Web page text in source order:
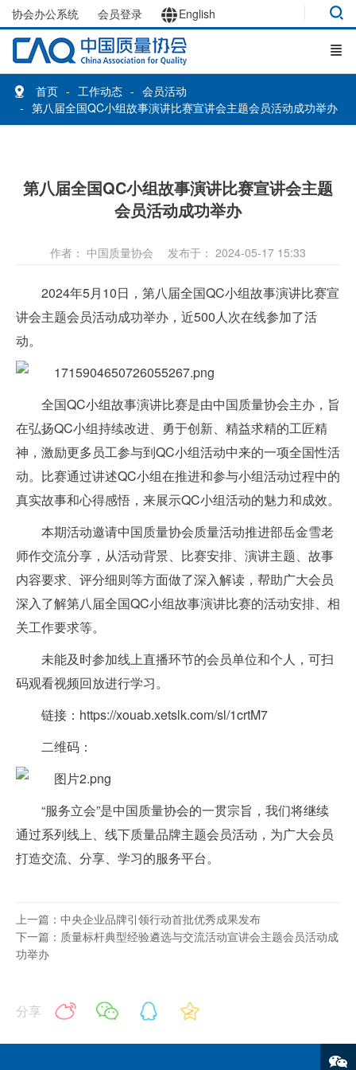
协会办公系统 会员登录 English
首页 工作动态
会员活动
第八届全国QC小组故事演讲比赛宣讲会主题会员活动成功举办
第八届全国QC小组故事演讲比赛宣讲会主题
会员活动成功举办
作者： 中国质量协会 发布于： 2024-05-17 15:33
2024年5月10日，第八届全国QC小组故事演讲比赛宣
讲会主题会员活动成功举办，近500人次在线参加了活
动。
全国QC小组故事演讲比赛是由中国质量协会主办，旨
在弘扬QC小组持续改进、勇于创新、精益求精的工匠精
神，激励更多员工参与到QC小组活动中来的一项全国性活
动。比赛通过讲述QC小组在推进和参与小组活动过程中的
真实故事和心得感悟，来展示QC小组活动的魅力和成效。
本期活动邀请中国质量协会质量活动推进部岳金雪老
师作交流分享，从活动背景、比赛安排、演讲主题、故事
内容要求、评分细则等方面做了深入解读，帮助广大会员
深入了解第八届全国QC小组故事演讲比赛的活动安排、相
关工作要求等。
未能及时参加线上直播环节的会员单位和个人，可扫
码观看视频回放进行学习。
链接： https://xouab.xetslk.com/sl/1crtM7
二维码：
“服务立会”是中国质量协会的一贯宗旨，我们将继续
通过系列线上、线下质量品牌主题会员活动，为广大会员
打造交流、分享、学习的服务平台。
上一篇：中央企业品牌引领行动首批优秀成果发布
下一篇：质量标杆典型经验遴选与交流活动宣讲会主题会员活动成
功举办
分享